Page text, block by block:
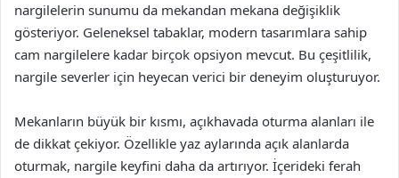
nargilelerin sunumu da mekandan mekana değişiklik
gösteriyor. Geleneksel tabaklar, modern tasarımlara sahip
cam nargilelere kadar birçok opsiyon mevcut. Bu çeşitlilik,
nargile severler için heyecan verici bir deneyim oluşturuyor.
Mekanların büyük bir kısmı, açıkhavada oturma alanları ile
de dikkat çekiyor. Özellikle yaz aylarında açık alanlarda
oturmak, nargile keyfini daha da artırıyor. İçerideki ferah